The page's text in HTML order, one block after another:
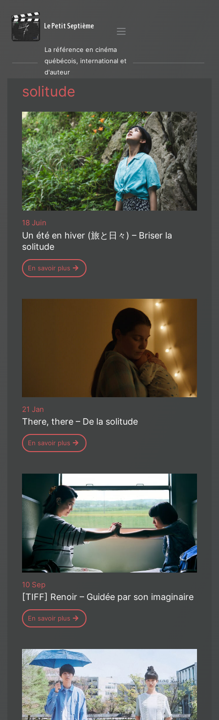
Le Petit Septième
La référence en cinéma
québécois, international et
d'auteur
solitude
18 Juin
Un été en hiver (旅と日々) – Briser la
solitude
En savoir plus
21 Jan
There, there – De la solitude
En savoir plus
10 Sep
[TIFF] Renoir – Guidée par son imaginaire
En savoir plus